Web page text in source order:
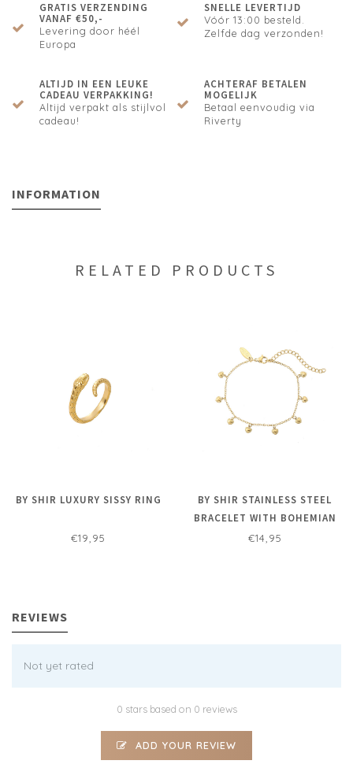
GRATIS VERZENDING
VANAF €50,-
Levering door héél
Europa
SNELLE LEVERTIJD
Vóór 13:00 besteld.
Zelfde dag verzonden!
ALTIJD IN EEN LEUKE
CADEAU VERPAKKING!
Altijd verpakt als stijlvol
cadeau!
ACHTERAF BETALEN
MOGELIJK
Betaal eenvoudig via
Riverty
INFORMATION
RELATED PRODUCTS
BY SHIR LUXURY SISSY RING
€19,95
BY SHIR STAINLESS STEEL
BRACELET WITH BOHEMIAN
HEARTS
€14,95
REVIEWS
Not yet rated
0 stars based on 0 reviews
ADD YOUR REVIEW